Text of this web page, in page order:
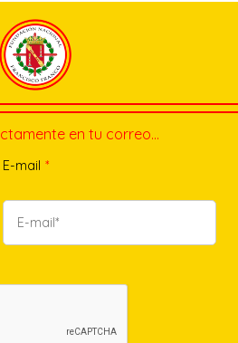
en tu correo…
E-mail *